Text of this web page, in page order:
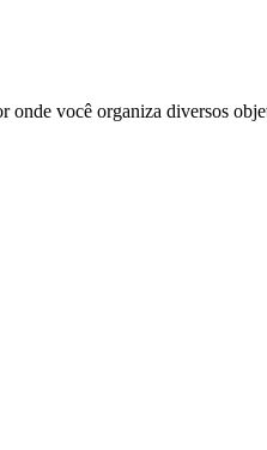
você organiza diversos